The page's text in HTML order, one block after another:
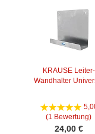
KRAUSE Leiter-
Wandhalter
(1 Bewertung)
24,00 €